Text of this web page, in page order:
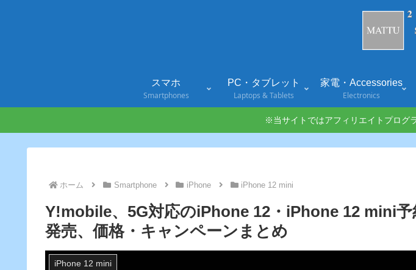
スマホ
Smartphones
PC・タブレット
Laptops & Tablets
家電・Accessories
Electronics
※当サイトではアフィリエイトプログ
ホーム Smartphone iPhone iPhone 12 mini
Y!mobile、5G対応のiPhone 12・iPhone 12 mini
発売、価格・キャンペーンまとめ
iPhone 12 mini